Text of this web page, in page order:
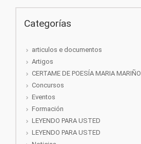
Categorías
articulos e documentos
Artigos
CERTAME DE POESÍA MARIA MARIÑO
Concursos
Eventos
Formación
LEYENDO PARA USTED
LEYENDO PARA USTED